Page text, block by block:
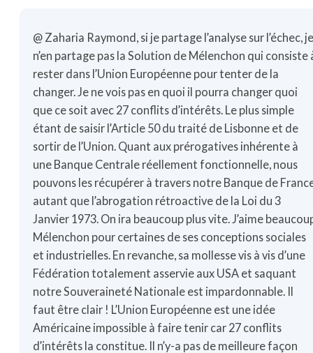
@ Zaharia Raymond, si je partage l’analyse sur l’échec,
n’en partage pas la Solution de Mélenchon qui consiste
rester dans l’Union Européenne pour tenter de la
changer. Je ne vois pas en quoi il pourra changer quoi
que ce soit avec 27 conflits d’intérêts. Le plus simple
étant de saisir l’Article 50 du traité de Lisbonne et de
sortir de l’Union. Quant aux prérogatives inhérente à
une Banque Centrale réellement fonctionnelle, nous
pouvons les récupérer à travers notre Banque de
autant que l’abrogation rétroactive de la Loi du 3
Janvier 1973. On ira beaucoup plus vite. J’aime
Mélenchon pour certaines de ses conceptions sociales
et industrielles. En revanche, sa mollesse vis à vis d’une
Fédération totalement asservie aux USA et saquant
notre Souveraineté Nationale est impardonnable. Il
faut être clair ! L’Union Européenne est une idée
Américaine impossible à faire tenir car 27 conflits
d’intérêts la constitue. Il n’y-a pas de meilleure façon